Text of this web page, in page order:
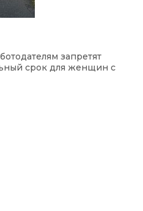
запретят
срок для женщин с